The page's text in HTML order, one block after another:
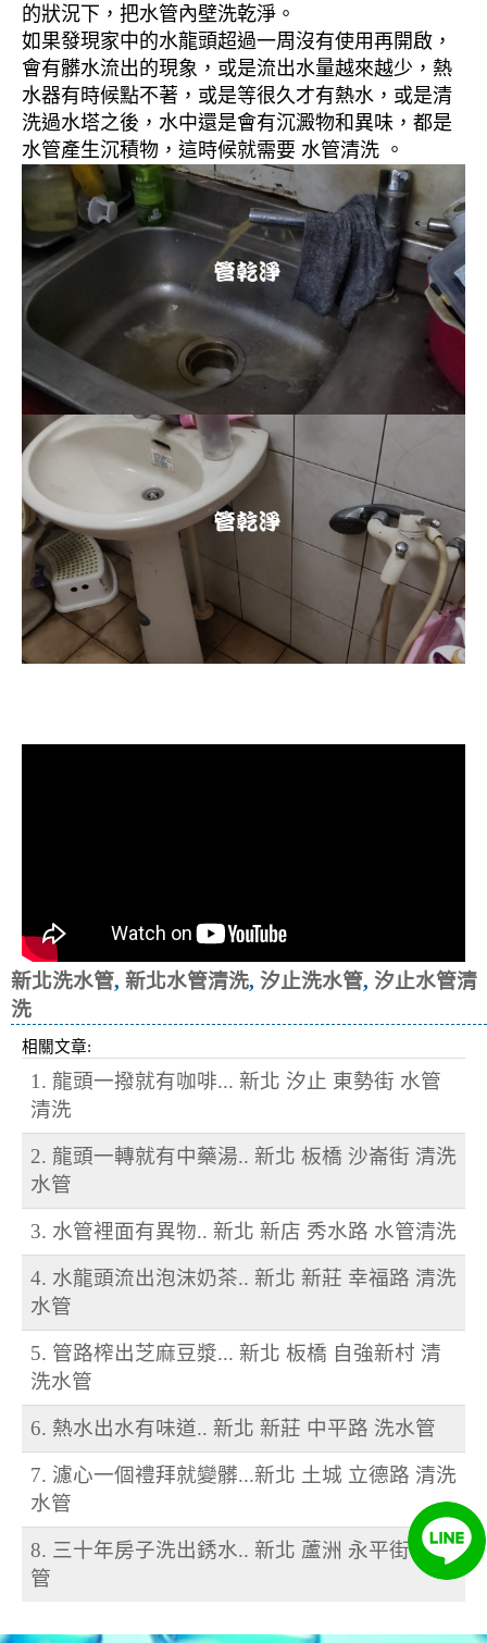
的狀況下，把水管內壁洗乾淨。
如果發現家中的水龍頭超過一周沒有使用再開啟，
會有髒水流出的現象，或是流出水量越來越少，熱
水器有時候點不著，或是等很久才有熱水，或是清
洗過水塔之後，水中還是會有沉澱物和異味，都是
水管產生沉積物，這時候就需要 水管清洗 。
新北洗水管, 新北水管清洗, 汐止洗水管, 汐止水管清
洗
相關文章:
1. 龍頭一撥就有咖啡... 新北 汐止 東勢街 水管
清洗
2. 龍頭一轉就有中藥湯.. 新北 板橋 沙崙街 清洗
水管
3. 水管裡面有異物.. 新北 新店 秀水路 水管清洗
4. 水龍頭流出泡沫奶茶.. 新北 新莊 幸福路 清洗
水管
5. 管路榨出芝麻豆漿... 新北 板橋 自強新村 清
洗水管
6. 熱水出水有味道.. 新北 新莊 中平路 洗水管
7. 濾心一個禮拜就變髒...新北 土城 立德路 清洗
水管
8. 三十年房子洗出銹水.. 新北 蘆洲 永平街 洗水
管